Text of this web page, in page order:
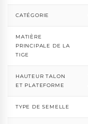
CATÉGORIE
MATIÈRE
PRINCIPALE DE LA
TIGE
HAUTEUR TALON
ET PLATEFORME
TYPE DE SEMELLE